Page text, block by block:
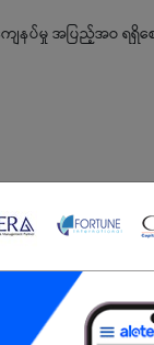
ေနပ်မှု အပြည့်အဝ ရရှိစ